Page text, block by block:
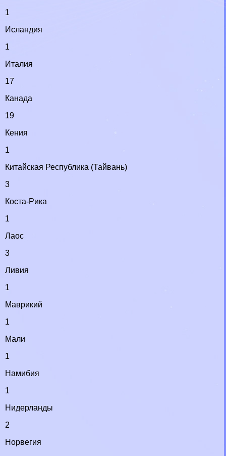
1
Исландия
1
Италия
17
Канада
19
Кения
1
Китайская Республика (Тайвань)
3
Коста-Рика
1
Лаос
3
Ливия
1
Маврикий
1
Мали
1
Намибия
1
Нидерланды
2
Норвегия